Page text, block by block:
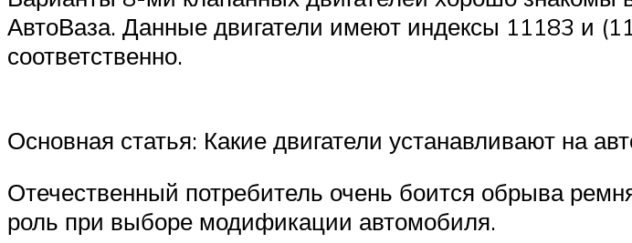
АвтоВаза. Данные двигатели имеют индексы 11183 и
соответственно.
Основная статья: Какие двигатели устанавливают на
Отечественный потребитель очень боится обрыва
роль при выборе модификации автомобиля.